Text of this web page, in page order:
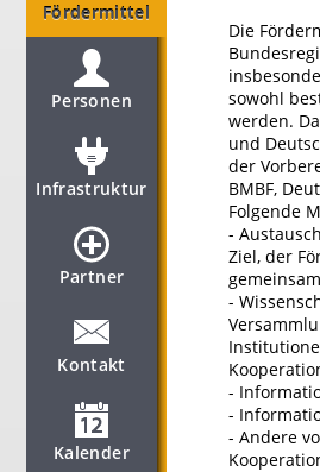
Fördermittel
Personen
Infrastruktur
Partner
Kontakt
Kalender
Die
sowohl
werden.
und
der
BMBF,
Folgende
-
Ziel, der
-
-
-
- Andere